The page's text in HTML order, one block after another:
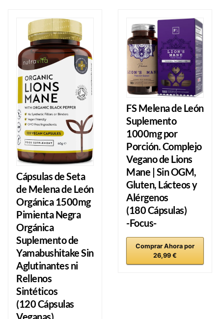
Cápsulas de Seta
de Melena de León
Orgánica 1500mg
Pimienta Negra
Orgánica
Suplemento de
Yamabushitake Sin
Aglutinantes ni
Rellenos
Sintéticos
(120 Cápsulas
FS Melena de León
Suplemento
1000mg por
Porción. Complejo
Vegano de Lions
Mane | Sin OGM,
Gluten, Lácteos y
Alérgenos
(180 Cápsulas)
-Focus-
Comprar Ahora por
26,99 €